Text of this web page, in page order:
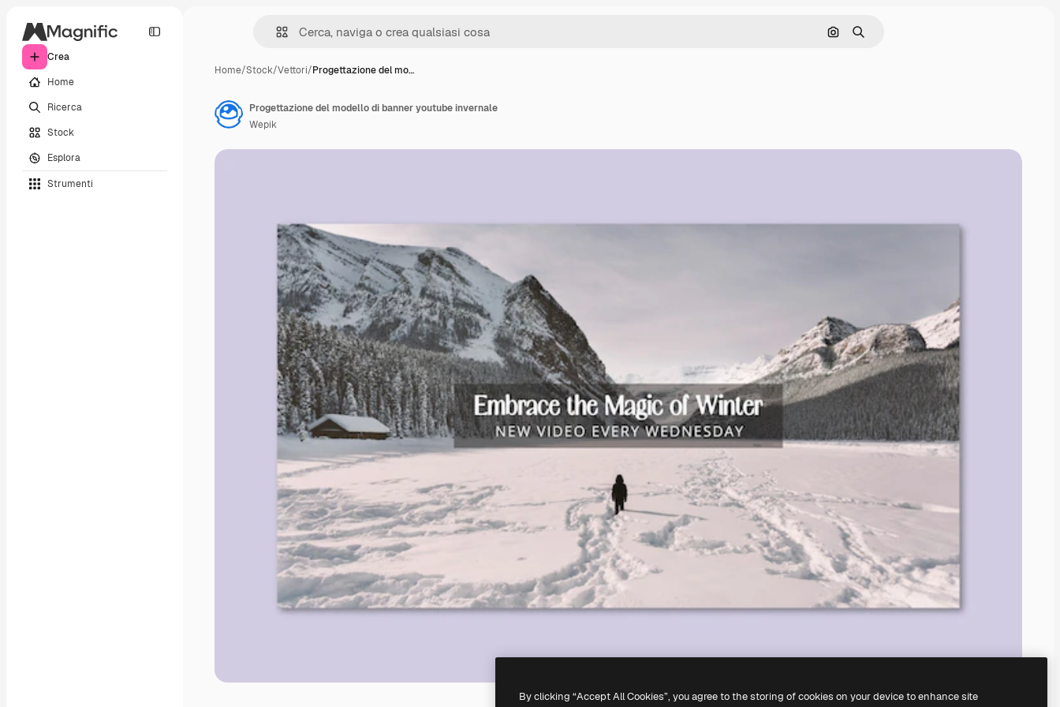
Crea
Home
Ricerca
Stock
Esplora
Strumenti
Cerca per immagine
Ricerca
Home/Stock/Vettori/Progettazione del mo…
Progettazione del modello di banner youtube invernale
Wepik
By clicking “Accept All Cookies”, you agree to the storing of cookies on your device to enhance site